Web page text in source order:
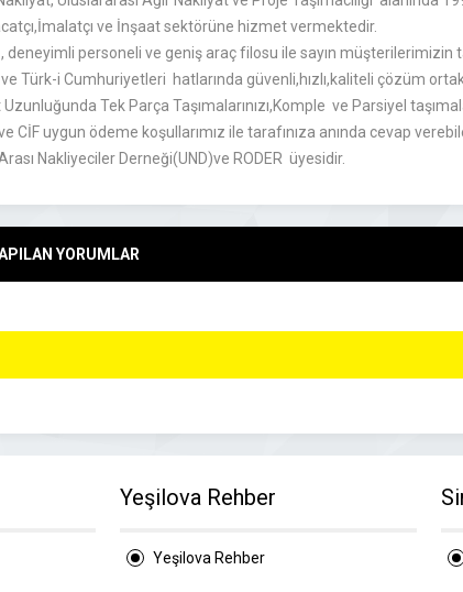
ve İnşaat sektörüne hizmet vermektedir.
deneyimli personeli ve geniş araç filosu ile sayın müşterilerimizin
Türk-i Cumhuriyetleri hatlarında güvenli,hızlı,kaliteli çözüm
Tek Parça Taşımalarınızı,Komple ve Parsiyel
CİF uygun ödeme koşullarımız ile tarafınıza anında cevap
Nakliyeciler Derneği(UND)ve RODER üyesidir.
YORUMLAR
Yeşilova Rehber
Yeşilova Rehber